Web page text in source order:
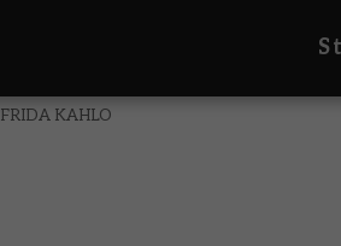
FRIDA KAHLO